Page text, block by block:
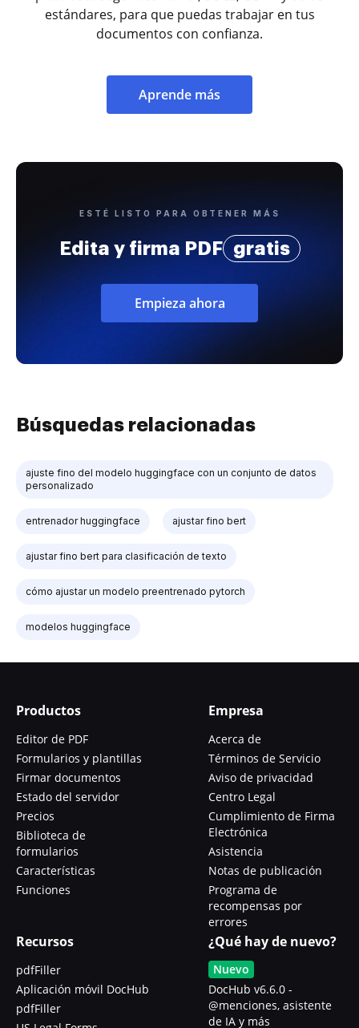
estándares, para que puedas trabajar en tus
documentos con confianza.
Aprende más
ESTÉ LISTO PARA OBTENER MÁS
Edita y firma PDF gratis
Empieza ahora
Búsquedas relacionadas
ajuste fino del modelo huggingface con un conjunto de datos
personalizado
entrenador huggingface ajustar fino bert
ajustar fino bert para clasificación de texto
cómo ajustar un modelo preentrenado pytorch
modelos huggingface
Productos
Editor de PDF
Formularios y plantillas
Firmar documentos
Estado del servidor
Precios
Biblioteca de
formularios
Características
Funciones
Empresa
Acerca de
Términos de Servicio
Aviso de privacidad
Centro Legal
Cumplimiento de Firma
Electrónica
Asistencia
Notas de publicación
Programa de
recompensas por
errores
Recursos
pdfFiller
Aplicación móvil DocHub
pdfFiller
¿Qué hay de nuevo?
Nuevo
DocHub v6.6.0 -
@menciones, asistente
de IA y más